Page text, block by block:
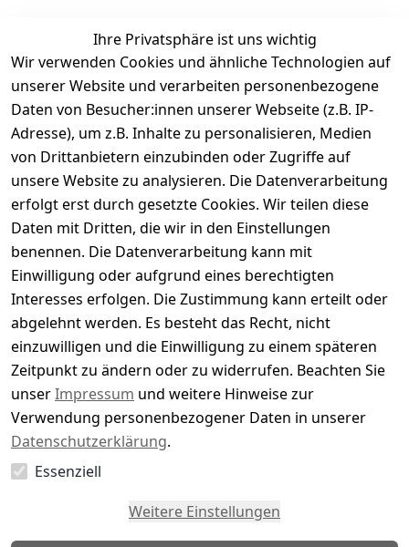
Kundenbewertungen
Durchschnittliche Bewertung
0
Basierend auf 0 Bewertung(en)
Bewertung abgeben
5
( 0 )
4
( 0 )
3
( 0 )
2
( 0 )
1
( 0 )
Es hat noch niemand eine Bewertung für diesen
Artikel abgegeben
Ihre Privatsphäre ist uns wichtig
Wir verwenden Cookies und ähnliche Technologien auf
unserer Website und verarbeiten personenbezogene
Daten von Besucher:innen unserer Webseite (z.B. IP-
Adresse), um z.B. Inhalte zu personalisieren, Medien
von Drittanbietern einzubinden oder Zugriffe auf
unsere Website zu analysieren. Die Datenverarbeitung
erfolgt erst durch gesetzte Cookies. Wir teilen diese
Daten mit Dritten, die wir in den Einstellungen
benennen. Die Datenverarbeitung kann mit
Einwilligung oder aufgrund eines berechtigten
Interesses erfolgen. Die Zustimmung kann erteilt oder
abgelehnt werden. Es besteht das Recht, nicht
einzuwilligen und die Einwilligung zu einem späteren
Zeitpunkt zu ändern oder zu widerrufen. Beachten Sie
unserImpressum und weitere Hinweise zur
Verwendung personenbezogener Daten in unserer
Datenschutzerklärung.
Essenziell
Weitere Einstellungen